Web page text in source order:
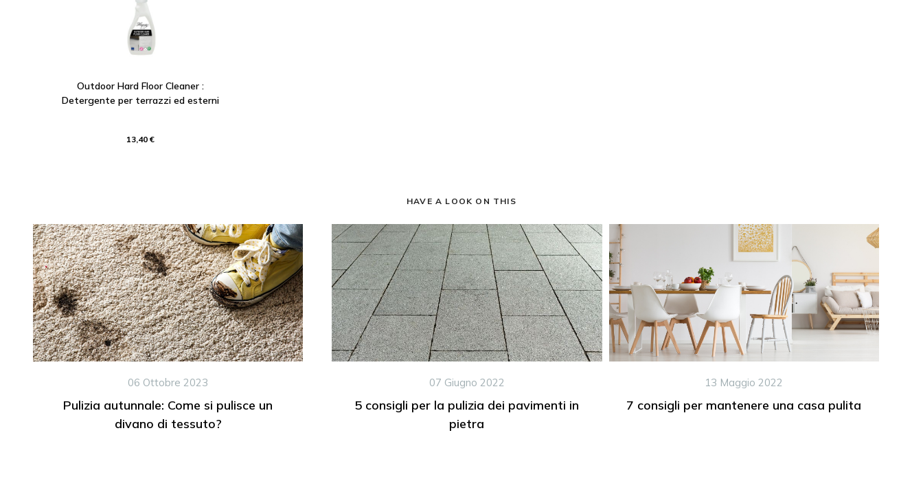
Outdoor Hard Floor Cleaner :
Detergente per terrazzi ed esterni
13,40 €
HAVE A LOOK ON THIS
06 Ottobre 2023
Pulizia autunnale: Come si pulisce un
divano di tessuto?
07 Giugno 2022
5 consigli per la pulizia dei pavimenti in
pietra
13 Maggio 2022
7 consigli per mantenere una casa pulita